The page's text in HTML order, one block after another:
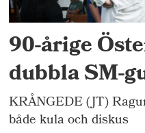
90-årige
dubbla SM-
KRÅNGEDE (JT)
både kula och diskus